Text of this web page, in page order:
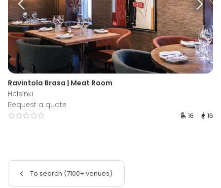
Ravintola Brasa | Meat Room
Helsinki
Request a quote
16 16
To search (7100+ venues)